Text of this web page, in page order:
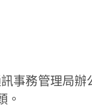
事務管理局
。